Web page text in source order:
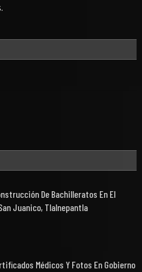
De Bachilleratos En El
Juanico, Tlalnepantla
Médicos Y Fotos En Gobierno